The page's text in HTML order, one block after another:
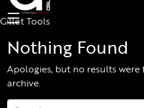
Skip to main content
Gillet Tools
Nothing Found
Apologies, but no results
archive.